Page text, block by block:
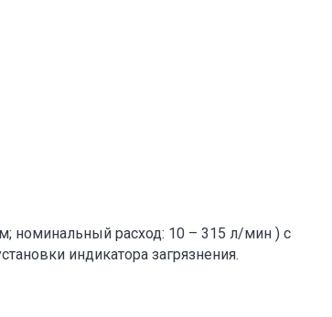
номинальный расход: 10 – 315 л/мин ) с
индикатора загрязнения.